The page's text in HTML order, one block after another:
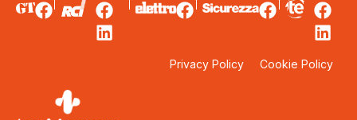
Privacy Policy Cookie Policy